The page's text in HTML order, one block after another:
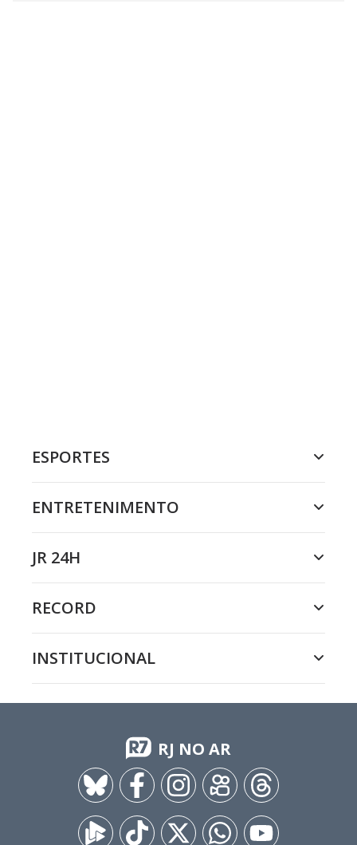
ESPORTES
ENTRETENIMENTO
JR 24H
RECORD
INSTITUCIONAL
RJ NO AR